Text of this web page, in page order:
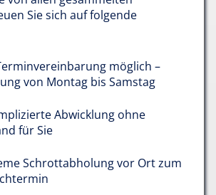
Sie sich auf folgende
möglich –
von Montag bis Samstag
Abwicklung ohne
für Sie
Schrottabholung vor Ort zum